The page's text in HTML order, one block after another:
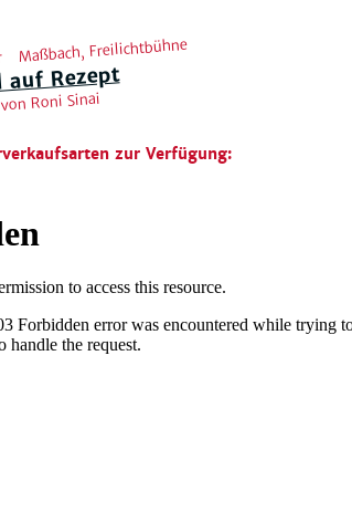
Maßbach, Freilichtbühne
auf Rezept
Roni Sinai
zur Verfügung: